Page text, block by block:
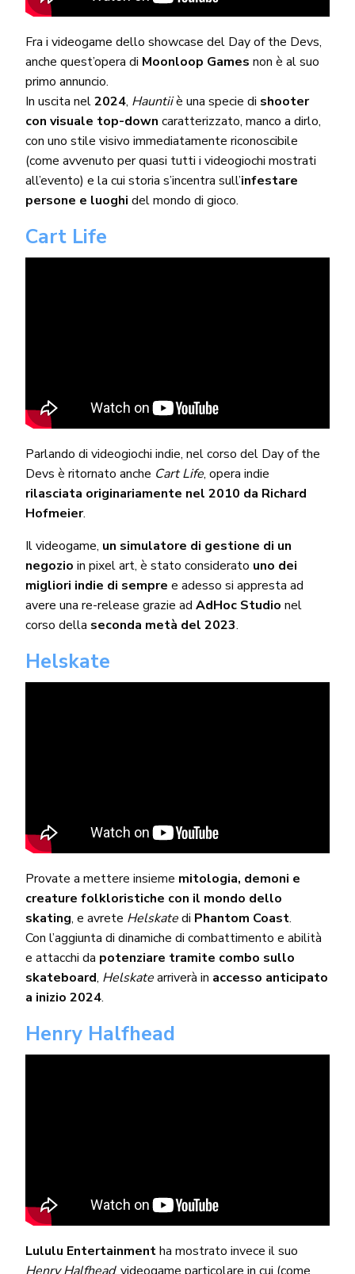
Fra i videogame dello showcase del Day of the Devs,
anche quest’opera di Moonloop Gamesnon è al suo
primo annuncio.
In uscita nel2024, Hauntiiè una specie di shooter
con visuale top-down caratterizzato, manco a dirlo,
con uno stile visivo immediatamente riconoscibile
(come avvenuto per quasi tutti i videogiochi mostrati
all’evento) e la cui storia s’incentra sull’infestare
persone e luoghidel mondo di gioco.
Cart Life
Parlando di videogiochi indie, nel corso del Day of the
Devs è ritornato anche Cart Life, opera indie
rilasciata originariamente nel 2010 da Richard
Hofmeier.
Il videogame, un simulatore di gestione di un
negozio in pixel art, è stato considerato uno dei
migliori indie di sempre e adesso si appresta ad
avere una re-release grazie adAdHoc Studio nel
corso della seconda metà del 2023.
Helskate
Provate a mettere insieme mitologia, demoni e
creature folkloristiche con il mondo dello
skating, e avrete Helskatedi Phantom Coast.
Con l’aggiunta di dinamiche di combattimento e abilità
e attacchi da potenziare tramite combo sullo
skateboard, Helskatearriverà in accesso anticipato
a inizio 2024.
Henry Halfhead
Lululu Entertainmentha mostrato invece il suo